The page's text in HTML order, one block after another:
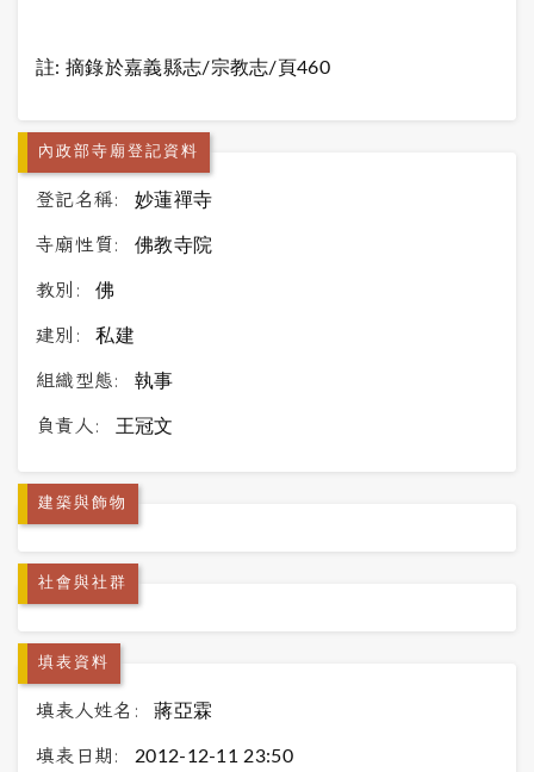
註: 摘錄於嘉義縣志/宗教志/頁460
內政部寺廟登記資料
登記名稱: 妙蓮禪寺
寺廟性質: 佛教寺院
教別: 佛
建別: 私建
組織型態: 執事
負責人: 王冠文
建築與飾物
社會與社群
填表資料
填表人姓名: 蔣亞霖
填表日期: 2012-12-11 23:50